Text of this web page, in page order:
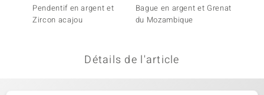
Pendentif en argent et
Zircon acajou
Bague en argent et Grenat
du Mozambique
Détails de l'article